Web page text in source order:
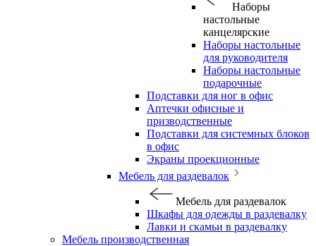
Наборы
настольные
канцелярские
Наборы настольные
для руководителя
Наборы настольные
подарочные
Подставки для ног в офис
Аптечки офисные и
призводственные
Подставки для системных блоков
в офис
Экраны проекционные
Мебель для раздевалок
Мебель для раздевалок
Шкафы для одежды в раздевалку
Лавки и скамьи в раздевалку
Мебель производственная